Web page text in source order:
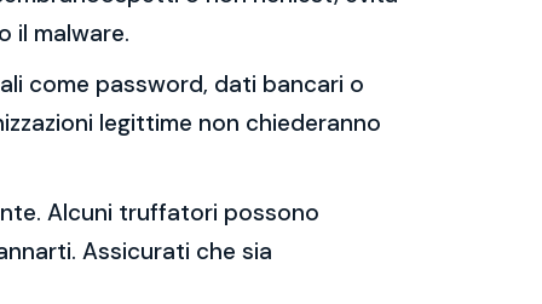
il malware.
come password, dati bancari o
legittime non chiederanno
Alcuni truffatori possono
Assicurati che sia